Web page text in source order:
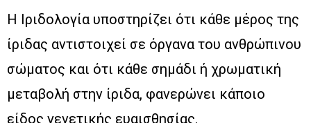
Η Ιριδολογία υποστηρίζει ότι κάθε μέρος της
ίριδας αντιστοιχεί σε όργανα του ανθρώπινου
σώματος και ότι κάθε σημάδι ή χρωματική
μεταβολή στην ίριδα, φανερώνει κάποιο
είδος γενετικής ευαισθησίας.